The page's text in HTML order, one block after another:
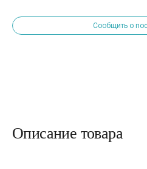
Сообщить о
Описание товара